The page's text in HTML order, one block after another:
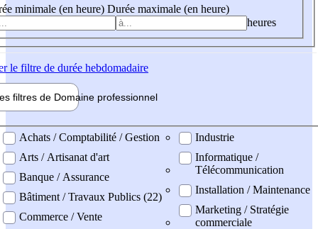
minimale (en heure) Durée maximale (en heure)
heures
le filtre de durée hebdomadaire
filtres de Domaine professionnel
professionel
Achats / Comptabilité / Gestion
Arts / Artisanat d'art
Banque / Assurance
Bâtiment / Travaux Publics (22)
Commerce / Vente
Industrie
Informatique /
Télécommunication
Installation / Maintenance
Marketing / Stratégie
commerciale